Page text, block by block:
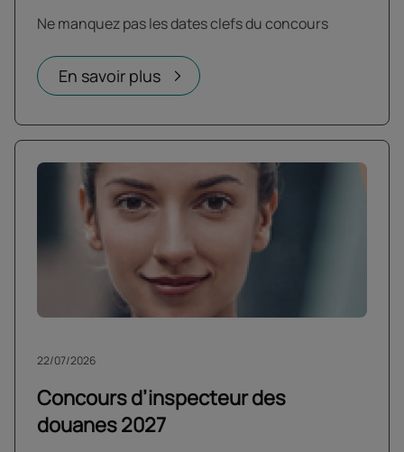
Ne manquez pas les dates clefs du concours
En savoir plus
Concours d’inspecteur des
douanes 2027
22/07/2026